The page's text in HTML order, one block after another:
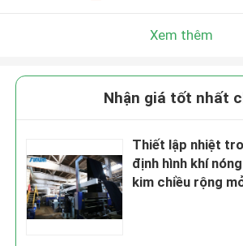
Xem thêm
Nhận giá tốt nhất
Thiết lập nhiệt
định hình khí
kim chiều rộng